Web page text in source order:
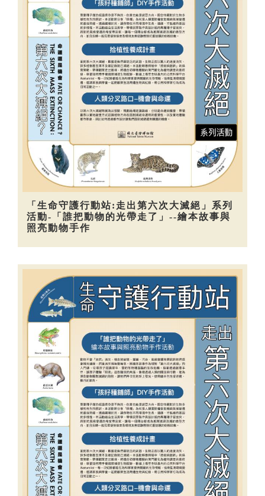
「生命守護行動站:走出第六次大滅絕」系列
活動-「誰把動物的光帶走了」--繪本故事與
照亮動物手作